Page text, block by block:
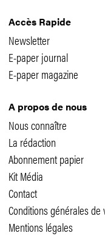
Accès Rapide
Newsletter
E-paper journal
E-paper magazine
A propos de nous
Nous connaître
La rédaction
Abonnement papier
Kit Média
Contact
Conditions générales de
Mentions légales